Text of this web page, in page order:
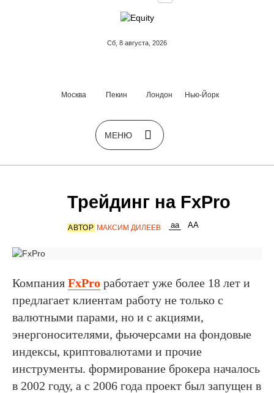
Сб, 8 августа, 2026
Москва Пекин Лондон Нью-Йорк
Трейдинг на FxPro
АВТОР МАКСИМ ДИЛЕЕВ
Компания FxPro работает уже более 18 лет и
предлагает клиентам работу не только с
валютными парами, но и с акциями,
энергоносителями, фьючерсами на фондовые
индексы, криптовалютами и прочие
инструменты. формирование брокера началось
в 2002 году, а с 2006 года проект был запущен в